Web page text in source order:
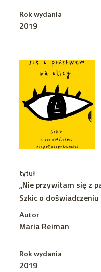
Rok wydania
2019
tytuł
„Nie przywitam się z
Szkic o
Autor
Maria Reiman
Rok wydania
2019